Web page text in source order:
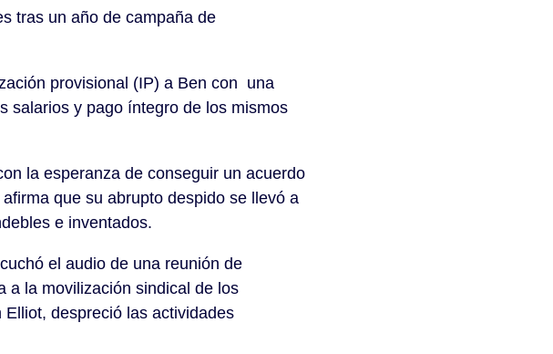
tras un año de campaña de
provisional (IP) a Ben con una
salarios y pago íntegro de los mismos
la esperanza de conseguir un acuerdo
que su abrupto despido se llevó a
e inventados.
el audio de una reunión de
a la movilización sindical de los
despreció las actividades